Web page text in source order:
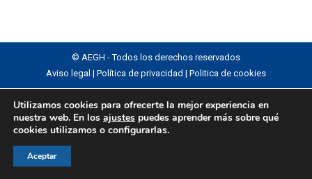
© AEGH - Todos los derechos reservados
Aviso legal | Política de privacidad | Politica de cookies
Utilizamos cookies para ofrecerte la mejor experiencia en
nuestra web. En los ajustes puedes aprender más sobre qué
cookies utilizamos o configurarlas.
Aceptar